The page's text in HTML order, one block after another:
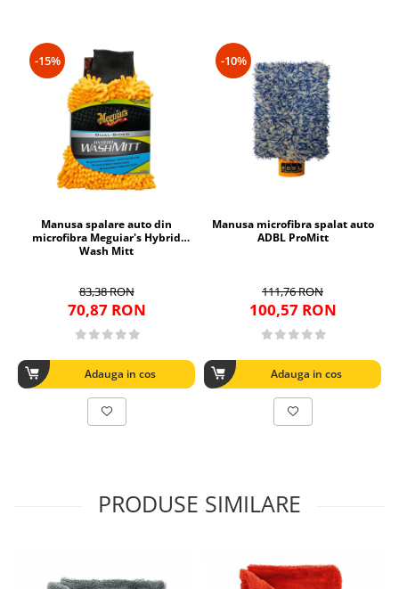
-15%
Manusa spalare auto din
microfibra Meguiar's Hybrid
Wash Mitt
83,38 RON
70,87 RON
Adauga in cos
-10%
Manusa microfibra spalat auto
ADBL ProMitt
111,76 RON
100,57 RON
Adauga in cos
PRODUSE SIMILARE